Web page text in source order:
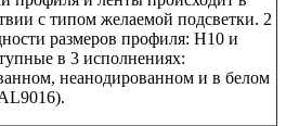
с типом желаемой подсветки. 2
размеров профиля: H10 и
в 3 исполнениях:
неанодированном и в белом